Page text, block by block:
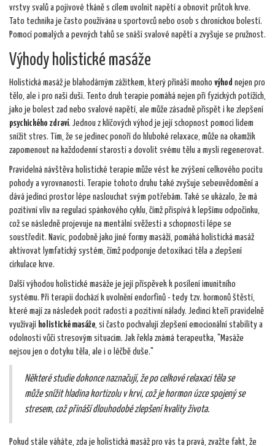
vrstvy svalů a pojivové tkáně s cílem uvolnit napětí a obnovit průtok krve.
Tato technika je často používána u sportovců nebo osob s chronickou bolestí.
Pomocí pomalých a pevných tahů se snáší svalové napětí a zvyšuje se pružnost.
Výhody holistické masáže
Holistická masáž je blahodárným zážitkem, který přináší mnoho výhod nejen pro
tělo, ale i pro naši duši. Tento druh terapie pomáhá nejen při fyzických potížích,
jako je bolest zad nebo svalové napětí, ale může zásadně přispět i ke zlepšení
psychického zdraví. Jednou z klíčových výhod je její schopnost pomoci lidem
snížit stres. Tím, že se jedinec ponoří do hluboké relaxace, může na okamžik
zapomenout na každodenní starosti a dovolit svému tělu a mysli regenerovat.
Pravidelná návštěva holistické terapie může vést ke zvýšení celkového pocitu
pohody a vyrovnanosti. Terapie tohoto druhu také zvyšuje sebeuvědomění a
dává jedinci prostor lépe naslouchat svým potřebám. Také se ukázalo, že má
pozitivní vliv na regulaci spánkového cyklu, čímž přispívá k lepšímu odpočinku,
což se následně projevuje na mentální svěžesti a schopnosti lépe se
soustředit. Navíc, podobně jako jiné formy masáží, pomáhá holistická masáž
aktivovat lymfatický systém, čímž podporuje detoxikaci těla a zlepšení
cirkulace krve.
Další výhodou holistické masáže je její příspěvek k posílení imunitního
systému. Při terapii dochází k uvolnění endorfínů - tedy tzv. hormonů štěstí,
které mají za následek pocit radosti a pozitivní nálady. Jedinci kteří pravidelně
využívají holistické masáže, si často pochvalují zlepšení emocionální stability a
odolnosti vůči stresovým situacím. Jak řekla známá terapeutka, "Masáže
nejsou jen o dotyku těla, ale i o léčbě duše."
Některé studie dokonce naznačují, že po celkové relaxaci těla se
může snížit hladina kortizolu v krvi, což je hormon úzce spojený se
stresem, což přináší dlouhodobé zlepšení kvality života.
Pokud stále váháte, zda je holistická masáž pro vás ta pravá, zvažte fakt, že